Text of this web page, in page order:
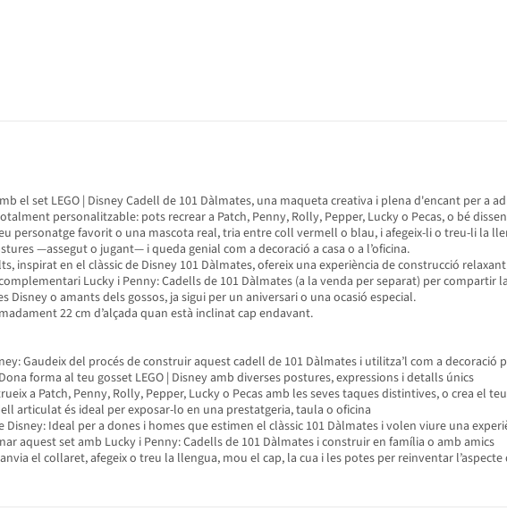
el set LEGO | Disney Cadell de 101 Dàlmates, una maqueta creativa i plena d'encant per a
personalitzable: pots recrear a Patch, Penny, Rolly, Pepper, Lucky o Pecas, o bé
personatge favorit o una mascota real, tria entre coll vermell o blau, i afegeix-li o treu-li la
—assegut o jugant— i queda genial com a decoració a casa o a l’oficina.
inspirat en el clàssic de Disney 101 Dàlmates, ofereix una experiència de construcció
Lucky i Penny: Cadells de 101 Dàlmates (a la venda per separat) per compartir
Disney o amants dels gossos, ja sigui per un aniversari o una ocasió especial.
22 cm d’alçada quan està inclinat cap endavant.
Gaudeix del procés de construir aquest cadell de 101 Dàlmates i utilitza’l com a decoració
forma al teu gosset LEGO | Disney amb diverses postures, expressions i detalls únics
a Patch, Penny, Rolly, Pepper, Lucky o Pecas amb les seves taques distintives, o crea el
articulat és ideal per exposar-lo en una prestatgeria, taula o oficina
Disney: Ideal per a dones i homes que estimen el clàssic 101 Dàlmates i volen viure una
aquest set amb Lucky i Penny: Cadells de 101 Dàlmates i construir en família o amb amics
el collaret, afegeix o treu la llengua, mou el cap, la cua i les potes per reinventar